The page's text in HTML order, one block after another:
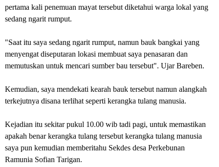
pertama kali penemuan mayat tersebut diketahui warga lokal yang
sedang ngarit rumput.
"Saat itu saya sedang ngarit rumput, namun bauk bangkai yang
menyengat diseputaran lokasi membuat saya penasaran dan
memutuskan untuk mencari sumber bau tersebut". Ujar Bareben.
Kemudian, saya mendekati kearah bauk tersebut namun alangkah
terkejutnya disana terlihat seperti kerangka tulang manusia.
Kejadian itu sekitar pukul 10.00 wib tadi pagi, untuk memastikan
apakah benar kerangka tulang tersebut kerangka tulang manusia
saya pun kemudian memberitahu Sekdes desa Perkebunan
Ramunia Sofian Tarigan.